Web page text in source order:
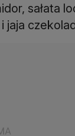
sałata
jaja